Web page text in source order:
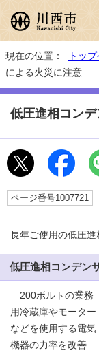
現在の位置： トッ
による火災に注意
低圧進相コン
ページ番号1007721
長年ご使用の低圧
低圧進相コンデン
200ボルトの業務
用冷蔵庫やモーター
などを使用する電気
機器の力率を改善